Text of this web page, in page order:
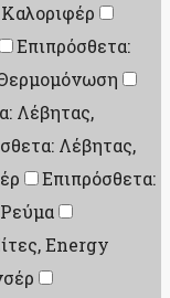
Επιπρόσθετα:
Λέβητας,
Λέβητας,
Επιπρόσθετα:
Energy